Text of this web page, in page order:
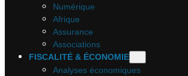
Numérique
Afrique
Assurance
Associations
FISCALITÉ & ÉCONOMIE
Analyses économiques